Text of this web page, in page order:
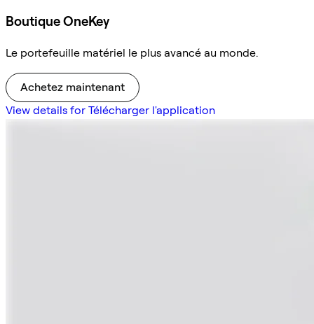
Boutique OneKey
Le portefeuille matériel le plus avancé au monde.
Achetez maintenant
View details for Télécharger l'application